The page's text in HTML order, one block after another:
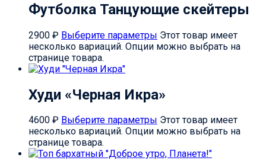
Футболка Танцующие скейтеры
2900 ₽ Выберите параметры Этот товар имеет
несколько вариаций. Опции можно выбрать на
странице товара.
Худи «Черная Икра»
4600 ₽ Выберите параметры Этот товар имеет
несколько вариаций. Опции можно выбрать на
странице товара.